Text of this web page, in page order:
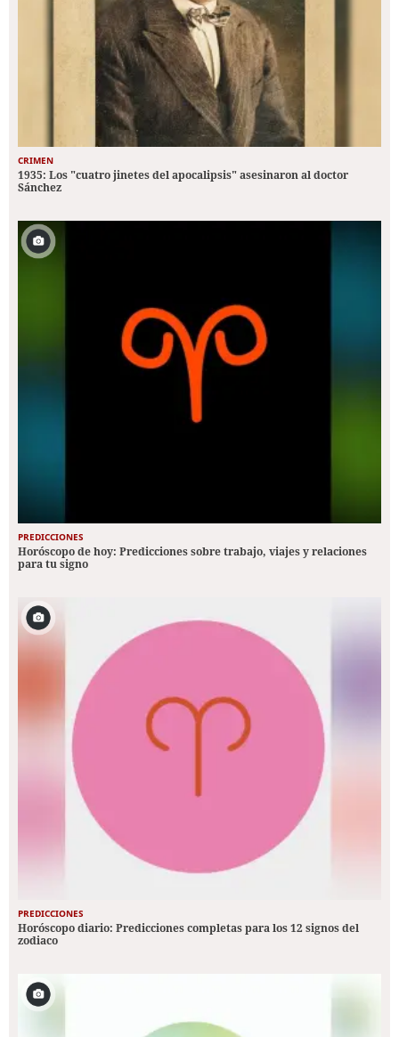
CRIMEN
1935: Los "cuatro jinetes del apocalipsis" asesinaron al doctor
Sánchez
PREDICCIONES
Horóscopo de hoy: Predicciones sobre trabajo, viajes y relaciones
para tu signo
PREDICCIONES
Horóscopo diario: Predicciones completas para los 12 signos del
zodiaco